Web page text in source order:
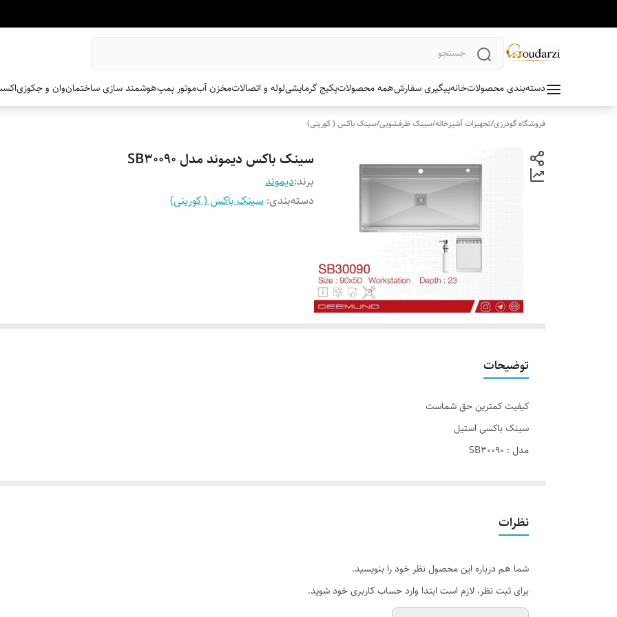
دسته‌بندی محصولاتخانهپیگیری سفارشهمه محصولاتپکیج گرمایشیلوله و اتصالاتمخزن آبموتور پمپهوشمند سازی ساختمانوان و جکوزی
فروشگاه گودرزی/تجهیزات آشپزخانه/سینک ظرفشویی/سینک باکس ( کورینی)
سینک باکس دیموند مدل SB30090
برند:دیموند
دسته‌بندی: سینک باکس ( کورینی)
توضیحات
کیفیت کمترین حق شماست
سینک باکسی استیل
مدل : SB30090
ابعاد محصول:
طول : ۹۰
نظرات
شما هم درباره این محصول نظر خود را بنویسید.
برای ثبت نظر، لازم است ابتدا وارد حساب کاربری خود شوید.